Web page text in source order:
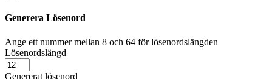
Generera Lösenord
Ange ett nummer mellan 8 och 64 för lösenordslängden
Lösenordslängd
Genererat lösenord